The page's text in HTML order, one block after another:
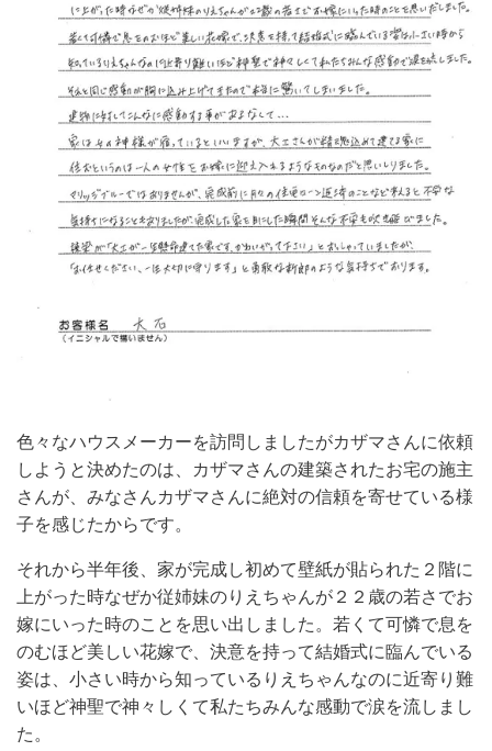
色々なハウスメーカーを訪問しましたがカザマさんに依頼
しようと決めたのは、カザマさんの建築されたお宅の施主
さんが、みなさんカザマさんに絶対の信頼を寄せている様
子を感じたからです。
それから半年後、家が完成し初めて壁紙が貼られた２階に
上がった時なぜか従姉妹のりえちゃんが２２歳の若さでお
嫁にいった時のことを思い出しました。若くて可憐で息を
のむほど美しい花嫁で、決意を持って結婚式に臨んでいる
姿は、小さい時から知っているりえちゃんなのに近寄り難
いほど神聖で神々しくて私たちみんな感動で涙を流しまし
た。